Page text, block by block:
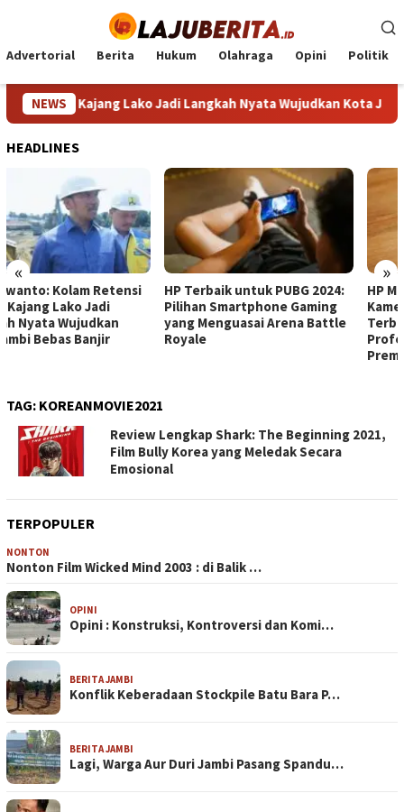
konten
Advertorial Berita Hukum Olahraga Opini Politik
NEWSKajang Lako Jadi Langkah Nyata Wujudkan Kota Jambi
HEADLINES
« »
HP Terbaik untuk PUBG 2024:
Pilihan Smartphone Gaming
yang Menguasai Arena Battle
Royale
HP Mirip iPhone dengan
Kamera Canggih: Pilihan
Terbaik untuk Foto
TAG: KOREANMOVIE2021
Review Lengkap Shark: The Beginning 2021,
Film Bully Korea yang Meledak Secara
Emosional
TERPOPULER
NONTON
Nonton Film Wicked Mind 2003 : di Balik …
OPINI
Opini : Konstruksi, Kontroversi dan Komi…
BERITA JAMBI
Konflik Keberadaan Stockpile Batu Bara P…
BERITA JAMBI
Lagi, Warga Aur Duri Jambi Pasang Spandu…